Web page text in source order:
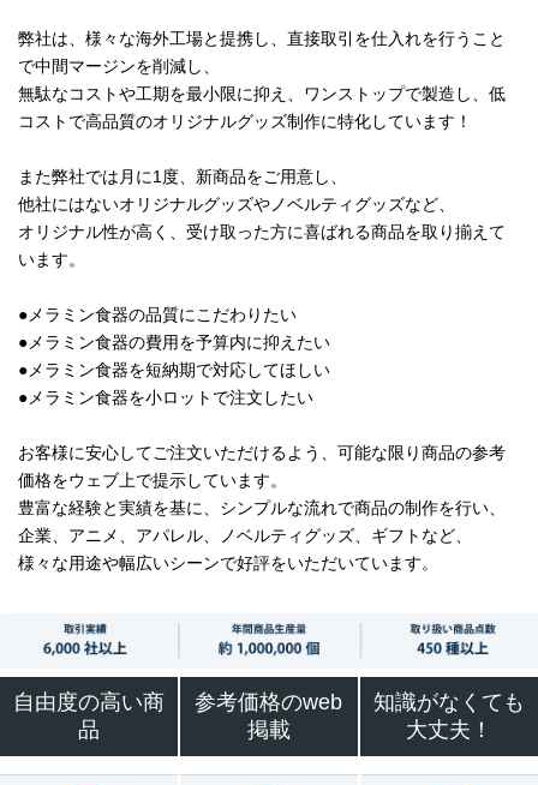
弊社は、様々な海外工場と提携し、直接取引を仕入れを行うこと
で中間マージンを削減し、
無駄なコストや工期を最小限に抑え、ワンストップで製造し、低
コストで高品質のオリジナルグッズ制作に特化しています！
また弊社では月に1度、新商品をご用意し、
他社にはないオリジナルグッズやノベルティグッズなど、
オリジナル性が高く、受け取った方に喜ばれる商品を取り揃えて
います。
●メラミン食器の品質にこだわりたい
●メラミン食器の費用を予算内に抑えたい
●メラミン食器を短納期で対応してほしい
●メラミン食器を小ロットで注文したい
お客様に安心してご注文いただけるよう、可能な限り商品の参考
価格をウェブ上で提示しています。
豊富な経験と実績を基に、シンプルな流れで商品の制作を行い、
企業、アニメ、アパレル、ノベルティグッズ、ギフトなど、
様々な用途や幅広いシーンで好評をいただいています。
自由度の高い商
品
参考価格のweb
掲載
知識がなくても
大丈夫！